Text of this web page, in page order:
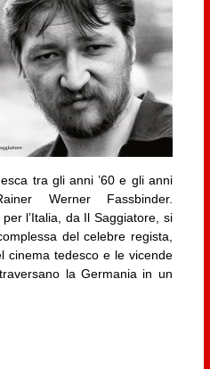
tra gli anni ’60 e gli anni
Werner Fassbinder.
l’Italia, da Il Saggiatore, si
del celebre regista,
cinema tedesco e le vicende
la Germania in un